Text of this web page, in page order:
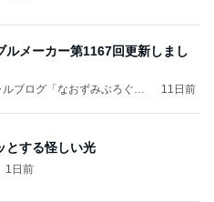
ルメーカー第1167回更新しまし
ブログ「なおずみぶろぐ」
11日前
とする怪しい光
1日前